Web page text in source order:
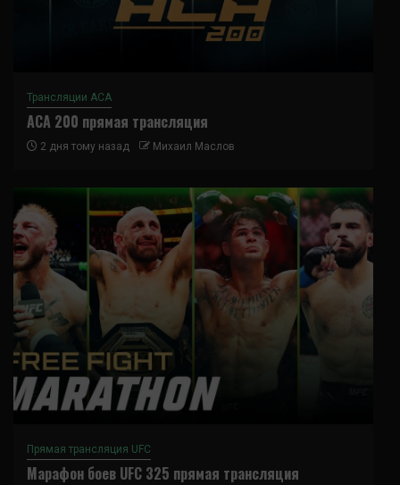
Трансляции ACA
ACA 200 прямая трансляция
2 дня тому назад Михаил Маслов
Прямая трансляция UFC
Марафон боев UFC 325 прямая трансляция